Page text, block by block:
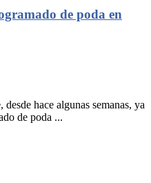
de poda en
hace algunas semanas, ya
de poda ...